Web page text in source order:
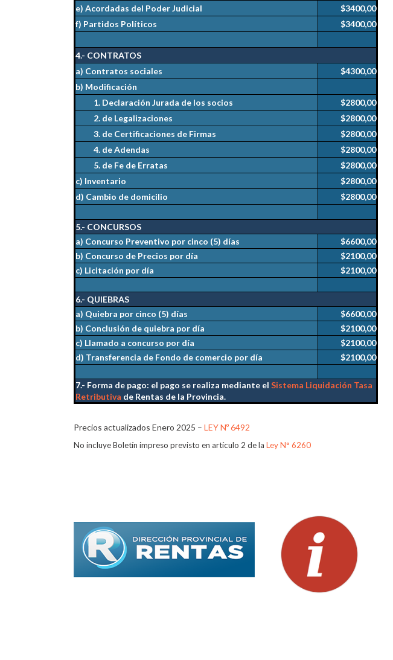
e) Acordadas del Poder Judicial
$3400,00
f) Partidos Políticos
$3400,00
4.- CONTRATOS
a) Contratos sociales
$4300,00
b) Modificación
1. Declaración Jurada de los socios
$2800,00
2. de Legalizaciones
$2800,00
3. de Certificaciones de Firmas
$2800,00
4. de Adendas
$2800,00
5. de Fe de Erratas
$2800,00
c) Inventario
$2800,00
d) Cambio de domicilio
$2800,00
5.- CONCURSOS
a) Concurso Preventivo por cinco (5) días
$6600,00
b) Concurso de Precios por día
$2100,00
c) Licitación por día
$2100,00
6.- QUIEBRAS
a) Quiebra por cinco (5) días
$6600,00
b) Conclusión de quiebra por día
$2100,00
c) Llamado a concurso por día
$2100,00
d) Transferencia de Fondo de comercio por día
$2100,00
7.- Forma de pago: el pago se realiza mediante el Sistema Liquidación Tasa
Retributiva de Rentas de la Provincia.
Precios actualizados Enero 2025 – LEY Nº 6492
No incluye Boletín impreso previsto en artículo 2 de la Ley N° 6260